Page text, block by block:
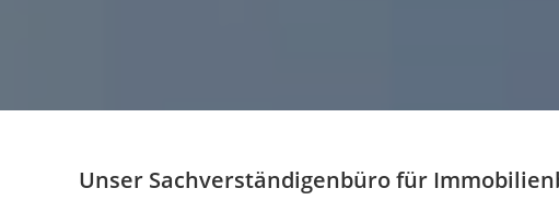
Unser Sachverständigenbüro für